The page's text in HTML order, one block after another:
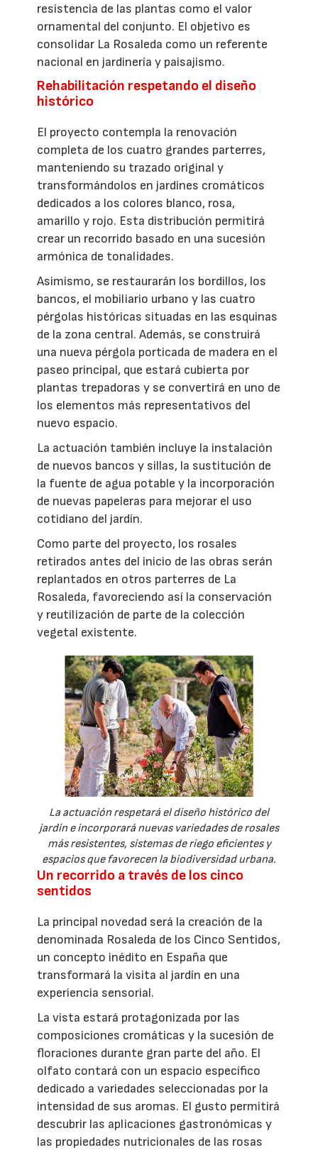
resistencia de las plantas como el valor
ornamental del conjunto. El objetivo es
consolidar La Rosaleda como un referente
nacional en jardinería y paisajismo.
Rehabilitación respetando el diseño
histórico
El proyecto contempla la renovación
completa de los cuatro grandes parterres,
manteniendo su trazado original y
transformándolos en jardines cromáticos
dedicados a los colores blanco, rosa,
amarillo y rojo. Esta distribución permitirá
crear un recorrido basado en una sucesión
armónica de tonalidades.
Asimismo, se restaurarán los bordillos, los
bancos, el mobiliario urbano y las cuatro
pérgolas históricas situadas en las esquinas
de la zona central. Además, se construirá
una nueva pérgola porticada de madera en el
paseo principal, que estará cubierta por
plantas trepadoras y se convertirá en uno de
los elementos más representativos del
nuevo espacio.
La actuación también incluye la instalación
de nuevos bancos y sillas, la sustitución de
la fuente de agua potable y la incorporación
de nuevas papeleras para mejorar el uso
cotidiano del jardín.
Como parte del proyecto, los rosales
retirados antes del inicio de las obras serán
replantados en otros parterres de La
Rosaleda, favoreciendo así la conservación
y reutilización de parte de la colección
vegetal existente.
La actuación respetará el diseño histórico del
jardín e incorporará nuevas variedades de rosales
más resistentes, sistemas de riego eficientes y
espacios que favorecen la biodiversidad urbana.
Un recorrido a través de los cinco
sentidos
La principal novedad será la creación de la
denominada Rosaleda de los Cinco Sentidos,
un concepto inédito en España que
transformará la visita al jardín en una
experiencia sensorial.
La vista estará protagonizada por las
composiciones cromáticas y la sucesión de
floraciones durante gran parte del año. El
olfato contará con un espacio específico
dedicado a variedades seleccionadas por la
intensidad de sus aromas. El gusto permitirá
descubrir las aplicaciones gastronómicas y
las propiedades nutricionales de las rosas